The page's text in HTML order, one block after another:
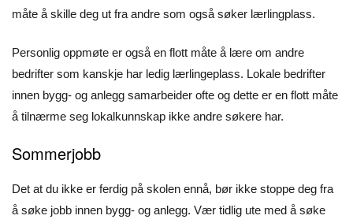
måte å skille deg ut fra andre som også søker lærlingplass.
Personlig oppmøte er også en flott måte å lære om andre
bedrifter som kanskje har ledig lærlingeplass. Lokale bedrifter
innen bygg- og anlegg samarbeider ofte og dette er en flott måte
å tilnærme seg lokalkunnskap ikke andre søkere har.
Sommerjobb
Det at du ikke er ferdig på skolen ennå, bør ikke stoppe deg fra
å søke jobb innen bygg- og anlegg. Vær tidlig ute med å søke